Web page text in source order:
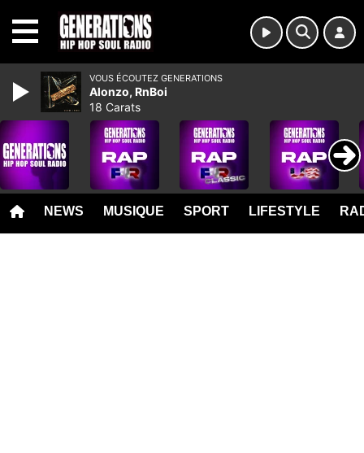
NEWS MUSIQUE SPORT LIFESTYLE
VOUS ÉCOUTEZ GENERATIONS
Alonzo, RnBoi
18 Carats